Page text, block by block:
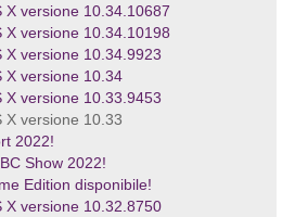
X versione 10.34.10687
X versione 10.34.10198
X versione 10.34.9923
X versione 10.34
X versione 10.33.9453
X versione 10.33
2022!
Show 2022!
Edition disponibile!
X versione 10.32.8750